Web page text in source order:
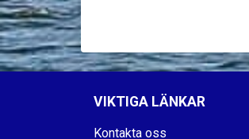
VIKTIGA LÄNKAR
Kontakta oss